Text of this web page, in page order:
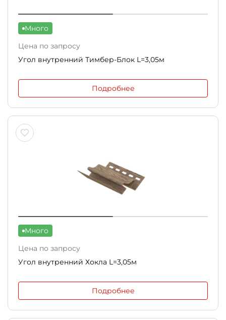
Много
Цена по запросу
Угол внутренний Тимбер-Блок L=3,05м
Подробнее
Много
Цена по запросу
Угол внутренний Хокла L=3,05м
Подробнее